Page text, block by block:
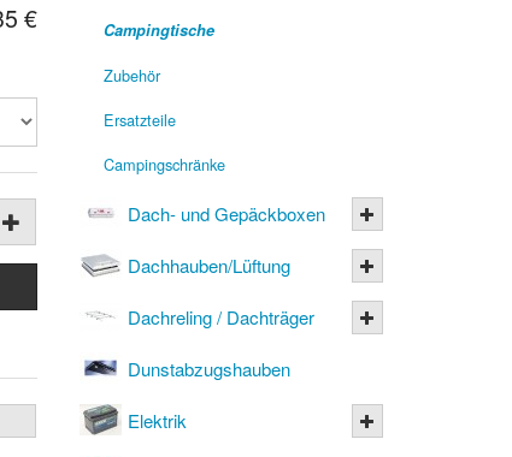
€ Campingtische
Zubehör
Ersatzteile
Campingschränke
Dach- und Gepäckboxen
Dachhauben/Lüftung
Dachreling / Dachträger
Dunstabzugshauben
Elektrik